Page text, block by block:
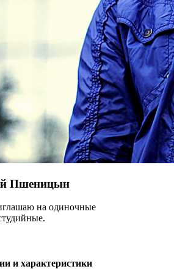
Пшеницын
на одиночные
и характеристики